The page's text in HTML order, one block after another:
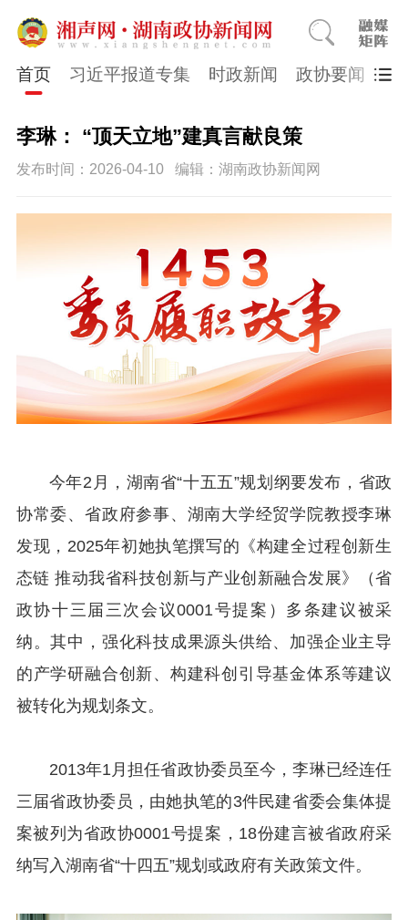
首页 习近平报道专集 时政新闻 政协要闻 市
李琳： “顶天立地”建真言献良策
发布时间：2026-04-10 编辑：湖南政协新闻网
今年2月，湖南省“十五五”规划纲要发布，省政
协常委、省政府参事、湖南大学经贸学院教授李琳
发现，2025年初她执笔撰写的《构建全过程创新生
态链 推动我省科技创新与产业创新融合发展》（省
政协十三届三次会议0001号提案）多条建议被采
纳。其中，强化科技成果源头供给、加强企业主导
的产学研融合创新、构建科创引导基金体系等建议
被转化为规划条文。
2013年1月担任省政协委员至今，李琳已经连任
三届省政协委员，由她执笔的3件民建省委会集体提
案被列为省政协0001号提案，18份建言被省政府采
纳写入湖南省“十四五”规划或政府有关政策文件。